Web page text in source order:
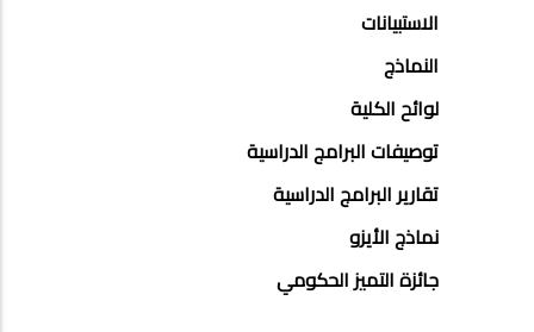
الاستبيانات
النماذج
لوائح الكلية
توصيفات البرامج الدراسية
تقارير البرامج الدراسية
نماذج الأيزو
جائزة التميز الحكومي